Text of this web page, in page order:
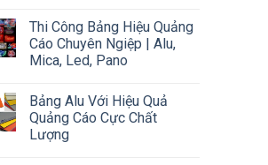
Thi Công Bảng Hiệu Quảng
Cáo Chuyên Ngiệp | Alu,
Mica, Led, Pano
Bảng Alu Với Hiệu Quả
Quảng Cáo Cực Chất
Lượng